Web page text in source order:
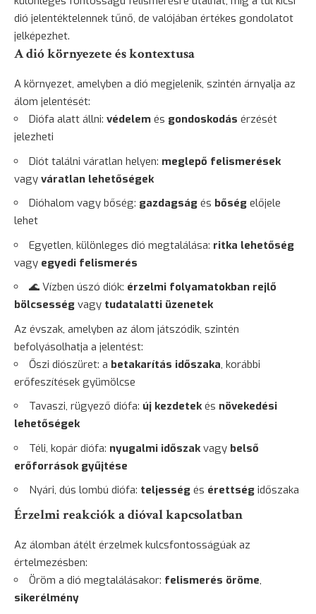
dió jelentéktelennek tűnő, de valójában értékes gondolatot
jelképezhet.
A dió környezete és kontextusa
A környezet, amelyben a dió megjelenik, szintén árnyalja az
álom jelentését:
Diófa alatt állni: védelem és gondoskodás érzését
jelezheti
Diót találni váratlan helyen: meglepő felismerések
vagy váratlan lehetőségek
Dióhalom vagy bőség: gazdagság és bőség előjele
lehet
Egyetlen, különleges dió megtalálása: ritka lehetőség
vagy egyedi felismerés
🌊 Vízben úszó diók: érzelmi folyamatokban rejlő
bölcsesség vagy tudatalatti üzenetek
Az évszak, amelyben az álom játszódik, szintén
befolyásolhatja a jelentést:
Őszi diószüret: a betakarítás időszaka, korábbi
erőfeszítések gyümölcse
Tavaszi, rügyező diófa: új kezdetekés növekedési
lehetőségek
Téli, kopár diófa: nyugalmi időszakvagy belső
erőforrások gyűjtése
Nyári, dús lombú diófa: teljesség és érettség időszaka
Érzelmi reakciók a dióval kapcsolatban
Az álomban átélt érzelmek kulcsfontosságúak az
értelmezésben:
Öröm a dió megtalálásakor: felismerés öröme,
sikerélmény